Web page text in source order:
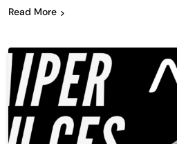
Read More